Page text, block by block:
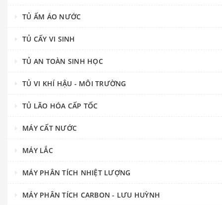
TỦ ẤM ÁO NƯỚC
TỦ CẤY VI SINH
TỦ AN TOÀN SINH HỌC
TỦ VI KHÍ HẬU - MÔI TRƯỜNG
TỦ LÃO HÓA CẤP TỐC
MÁY CẤT NƯỚC
MÁY LẮC
MÁY PHÂN TÍCH NHIỆT LƯỢNG
MÁY PHÂN TÍCH CARBON - LƯU HUỲNH